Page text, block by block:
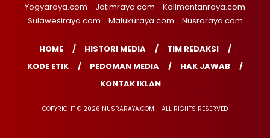
Yogyaraya.com
Jatimraya.com
Kalimantanraya.com
Sulawesiraya.com
Malukuraya.com Nusraraya.com
HOME HISTORI MEDIA
TIM REDAKSI
KODE ETIK
PEDOMAN MEDIA
HAK JAWAB
KONTAK IKLAN
COPYRIGHT © 2026 NUSRARAYA.COM - ALL RIGHTS RESERVED